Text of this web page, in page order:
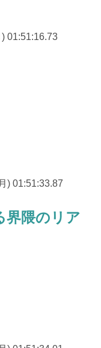
) 01:51:16.73
) 01:51:33.87
界隈のリア